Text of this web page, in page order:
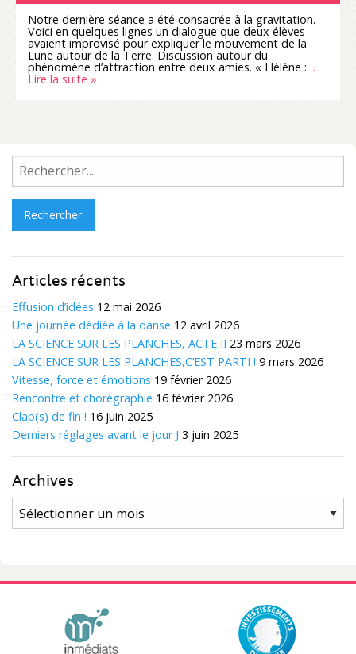
Notre dernière séance a été consacrée à la gravitation.
Voici en quelques lignes un dialogue que deux élèves
avaient improvisé pour expliquer le mouvement de la
Lune autour de la Terre. Discussion autour du
phénomène d’attraction entre deux amies. « Hélène :…
Lire la suite »
Rechercher :
Articles récents
Effusion d’idées 12 mai 2026
Une journée dédiée à la danse 12 avril 2026
LA SCIENCE SUR LES PLANCHES, ACTE II 23 mars 2026
LA SCIENCE SUR LES PLANCHES,C’EST PARTI ! 9 mars 2026
Vitesse, force et émotions 19 février 2026
Rencontre et chorégraphie 16 février 2026
Clap(s) de fin ! 16 juin 2025
Derniers réglages avant le jour J 3 juin 2025
Archives
Archives